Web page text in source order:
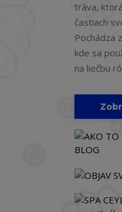
tráva,
častiach
Pochádza
kde sa
na liečbu